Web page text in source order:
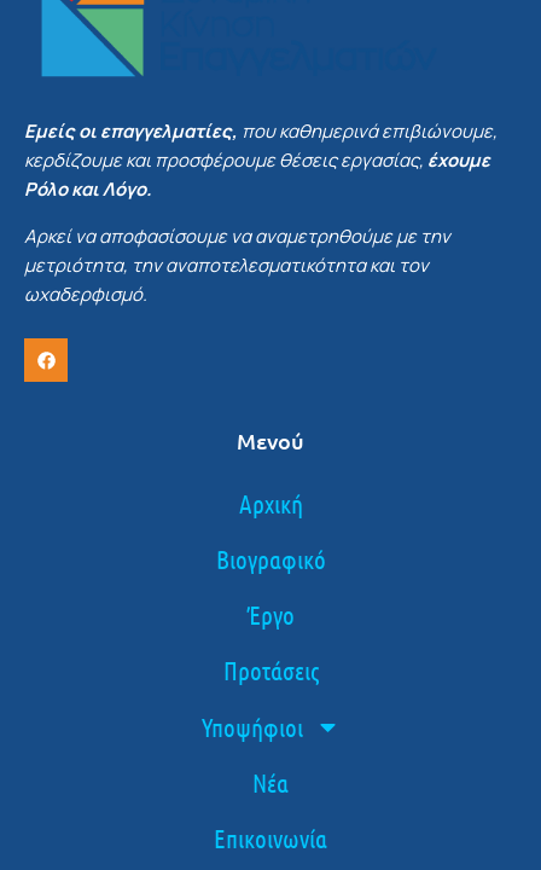
Εμείς οι επαγγελματίες, που καθημερινά επιβιώνουμε,
κερδίζουμε και προσφέρουμε θέσεις εργασίας, έχουμε
Ρόλο και Λόγο.
Αρκεί να αποφασίσουμε να αναμετρηθούμε με την
μετριότητα, την αναποτελεσματικότητα και τον
ωχαδερφισμό.
Μενού
Αρχική
Βιογραφικό
Έργο
Προτάσεις
Υποψήφιοι
Νέα
Επικοινωνία